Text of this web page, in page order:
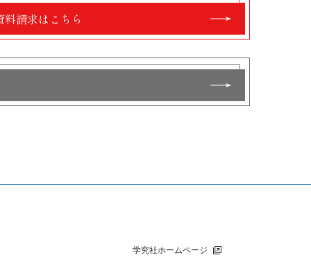
料請求はこちら
学究社ホームページ